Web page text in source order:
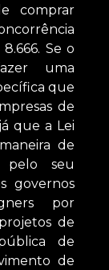
comprar
Se o
uma
que
de
que a Lei
de
pelo seu
governos
por
de
de
de